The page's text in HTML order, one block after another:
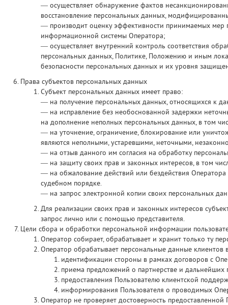
— осуществляет обнаружение фактов
восстановление персональных данных,
— производит оценку эффективности принимаемых мер
информационной системы Оператора;
— осуществляет внутренний контроль соответствия
персональных данных, Политике, Положению и иным
безопасности персональных данных и их уровня
Права субъектов персональных данных
Субъект персональных данных имеет право:
— на получение персональных данных, относящихся к
— на исправление без необоснованной задержки
на дополнение неполных персональных данных, в том
— на уточнение, ограничение, блокирование или
являются неполными, устаревшими, неточными,
— на отзыв данного им согласия на обработку
— на защиту своих прав и законных интересов, в том
— на обжалование действий или бездействия
судебном порядке.
— на запрос электронной копии своих персональных
Для реализации своих прав и законных интересов
запрос лично или с помощью представителя.
Цели сбора и обработки персональной информации
Оператор собирает, обрабатывает и хранит только ту
Оператор обрабатывает персональные данные
идентификации стороны в рамках договоров с
приема предложений о партнерстве и дальнейших
предоставления Пользователю клиентской
информирования Пользователя о проводимых
Оператор не проверяет достоверность